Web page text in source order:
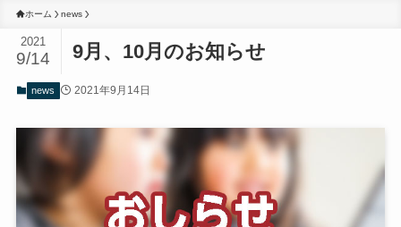
ホーム news
9月、10月のお知らせ
2021
9/14
news 2021年9月14日